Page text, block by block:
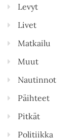
Levyt
Livet
Matkailu
Muut
Nautinnot
Päihteet
Pitkät
Politiikka